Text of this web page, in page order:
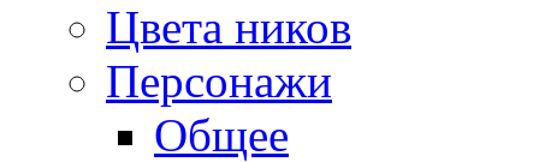
Цвета ников
Персонажи
Общее